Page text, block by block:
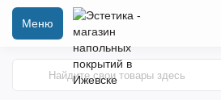
Меню